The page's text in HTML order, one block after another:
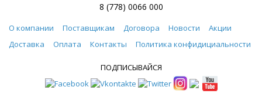
8 (778) 0066 000
О компании Поставщикам Договора Новости
Акции
Доставка
Оплата Контакты Политика конфидициальности
ПОДПИСЫВАЙСЯ